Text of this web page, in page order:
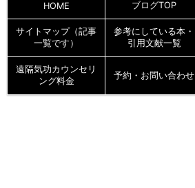
HOME ブログTOP
サイトマップ（記事
一覧です）
参考にしている本・
引用文献一覧
遠隔気功カウンセリ
ング料金
予約・お問い合わせ